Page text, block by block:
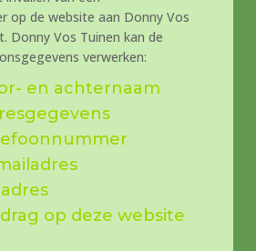
op de website aan Donny Vos
Donny Vos Tuinen kan de
verwerken:
en achternaam
op deze website